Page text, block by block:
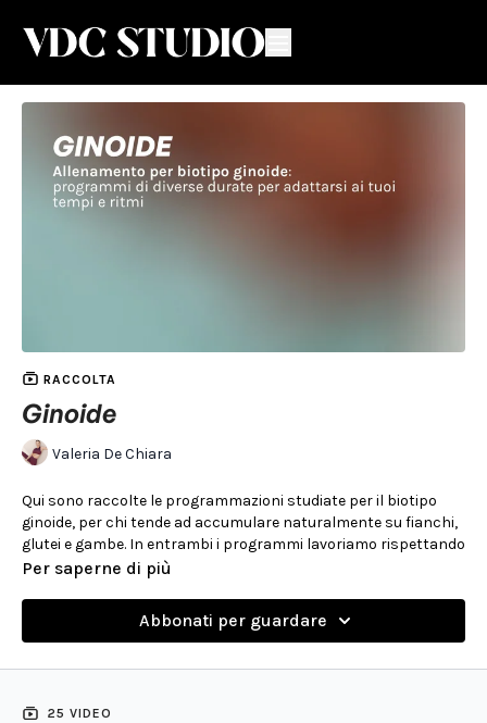
RACCOLTA
Ginoide
Valeria De Chiara
Qui sono raccolte le programmazioni studiate per il biotipo
ginoide, per chi tende ad accumulare naturalmente su fianchi,
glutei e gambe. In entrambi i programmi lavoriamo rispettando
la tua conformazione: partiamo dalla parte inferiore per poi
per mantenere l'elasticità muscolare e migliorare la
Per saperne di più
Abbonati per guardare
25 VIDEO